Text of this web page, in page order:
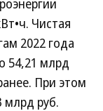
Чистая
2022 года
54,21 млрд
При этом
млрд руб.